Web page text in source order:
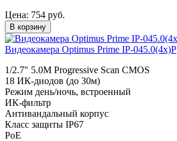
Цена: 754 руб.
В корзину
Видеокамера Optimus Prime IP-045.0(4x)P
1/2.7" 5.0M Progressive Scan CMOS
18 ИК-диодов (до 30м)
Режим день/ночь, встроенный
ИК-фильтр
Антивандальный корпус
Класс защиты IР67
PoE